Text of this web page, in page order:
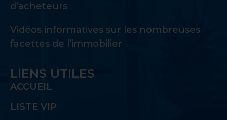
d’acheteurs
Vidéos informatives sur les nombreuses
facettes de l’immobilier
LIENS UTILES
ACCUEIL
LISTE VIP